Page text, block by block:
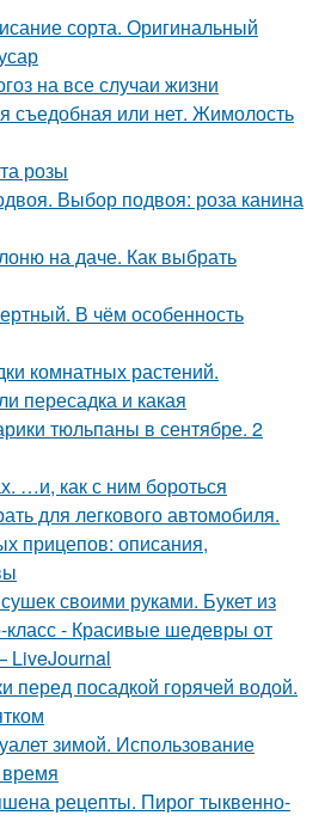
сорта. Оригинальный
на все случаи жизни
съедобная или нет. Жимолость
розы
Выбор подвоя: роза канина
на даче. Как выбрать
В чём особенность
комнатных растений.
пересадка и какая
тюльпаны в сентябре. 2
…и, как с ним бороться
для легкового автомобиля.
прицепов: описания,
своими руками. Букет из
- Красивые шедевры от
LiveJournal
перед посадкой горячей водой.
зимой. Использование
рецепты. Пирог тыквенно-